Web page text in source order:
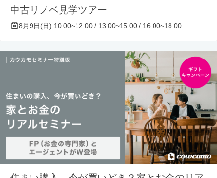
中古リノベ見学ツアー
8月9日(日) 10:00~12:00 / 13:00~15:00 / 16:00~18:00